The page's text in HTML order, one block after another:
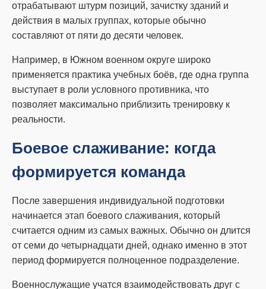
отрабатывают штурм позиций, зачистку зданий и
действия в малых группах, которые обычно
составляют от пяти до десяти человек.
Например, в Южном военном округе широко
применяется практика учебных боёв, где одна группа
выступает в роли условного противника, что
позволяет максимально приблизить тренировку к
реальности.
Боевое слаживание: когда
формируется команда
После завершения индивидуальной подготовки
начинается этап боевого слаживания, который
считается одним из самых важных. Обычно он длится
от семи до четырнадцати дней, однако именно в этот
период формируется полноценное подразделение.
Военнослужащие учатся взаимодействовать друг с